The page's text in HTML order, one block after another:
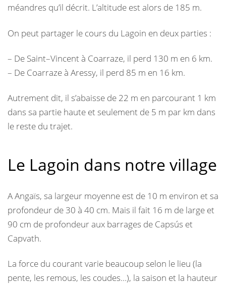
méandres qu’il décrit. L’altitude est alors de 185 m.
On peut partager le cours du Lagoin en deux parties :
– De Saint–Vincent à Coarraze, il perd 130 m en 6 km.
– De Coarraze à Aressy, il perd 85 m en 16 km.
Autrement dit, il s’abaisse de 22 m en parcourant 1 km
dans sa partie haute et seulement de 5 m par km dans
le reste du trajet.
Le Lagoin dans notre village
A Angaïs, sa largeur moyenne est de 10 m environ et sa
profondeur de 30 à 40 cm. Mais il fait 16 m de large et
90 cm de profondeur aux barrages de Capsús et
Capvath.
La force du courant varie beaucoup selon le lieu (la
pente, les remous, les coudes…), la saison et la hauteur